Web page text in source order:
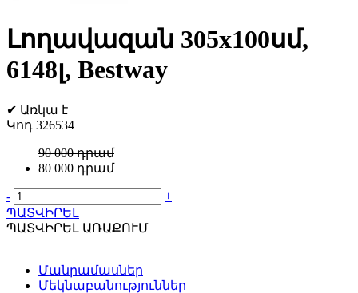
Լողավազան 305x100սմ,
6148լ, Bestway
✔ Առկա է
Կոդ 326534
90 000 դրամ
80 000 դրամ
-
+
ՊԱՏՎԻՐԵԼ
ՊԱՏՎԻՐԵԼ ԱՌԱՔՈՒՄ
Մանրամասներ
Մեկնաբանություններ